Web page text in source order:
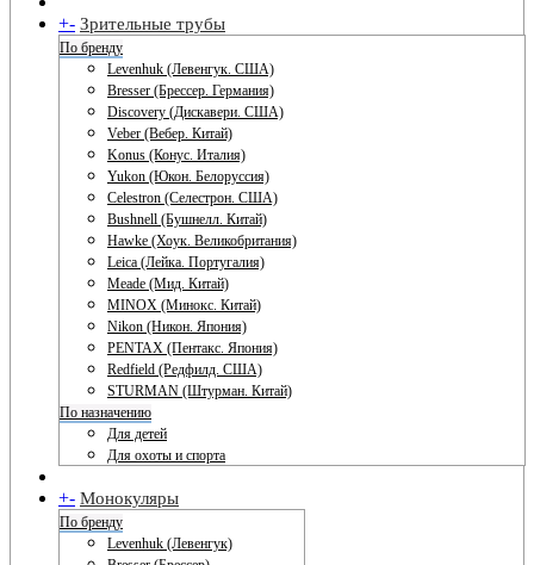
+- Зрительные трубы
По бренду
Levenhuk (Левенгук. США)
Bresser (Брессер. Германия)
Discovery (Дискавери. США)
Veber (Вебер. Китай)
Konus (Конус. Италия)
Yukon (Юкон. Белоруссия)
Celestron (Селестрон. США)
Bushnell (Бушнелл. Китай)
Hawke (Хоук. Великобритания)
Leica (Лейка. Португалия)
Meade (Мид. Китай)
MINOX (Минокс. Китай)
Nikon (Никон. Япония)
PENTAX (Пентакс. Япония)
Redfield (Редфилд. США)
STURMAN (Штурман. Китай)
По назначению
Для детей
Для охоты и спорта
+- Монокуляры
По бренду
Levenhuk (Левенгук)